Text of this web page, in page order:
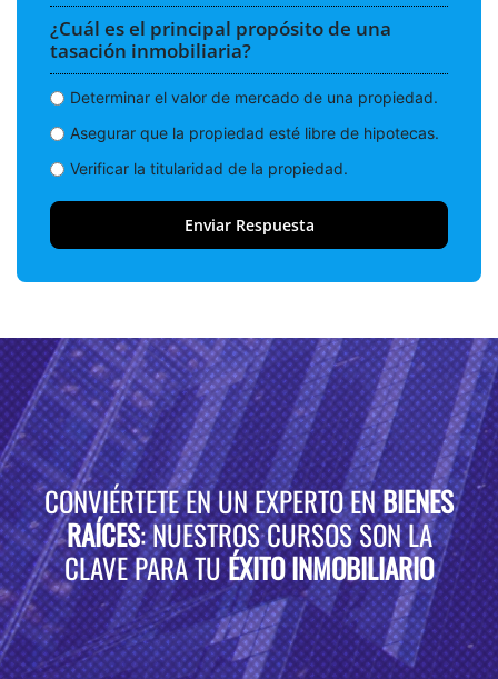
¿Cuál es el principal propósito de una
tasación inmobiliaria?
Determinar el valor de mercado de una propiedad.
Asegurar que la propiedad esté libre de hipotecas.
Verificar la titularidad de la propiedad.
CONVIÉRTETE EN UN EXPERTO ENBIENES
RAÍCES: NUESTROS CURSOS SON LA
CLAVE PARA TUÉXITO INMOBILIARIO